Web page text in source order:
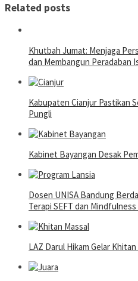
Related posts
Khutbah Jumat: Menjaga
dan Membangun Peradaban
Kabupaten Cianjur Pastikan
Pungli
Kabinet Bayangan Desak
Dosen UNISA Bandung
Terapi SEFT dan Mindfulness
LAZ Darul Hikam Gelar